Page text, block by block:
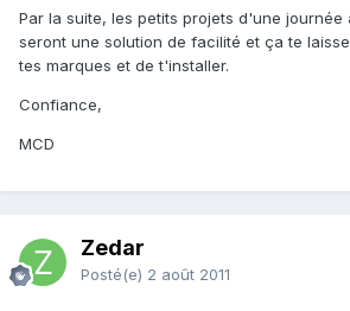
Par la suite, les petits projets d'une journée
seront une solution de facilité et ça te
tes marques et de t'installer.
Confiance,
MCD
Zedar
Posté(e) 2 août 2011